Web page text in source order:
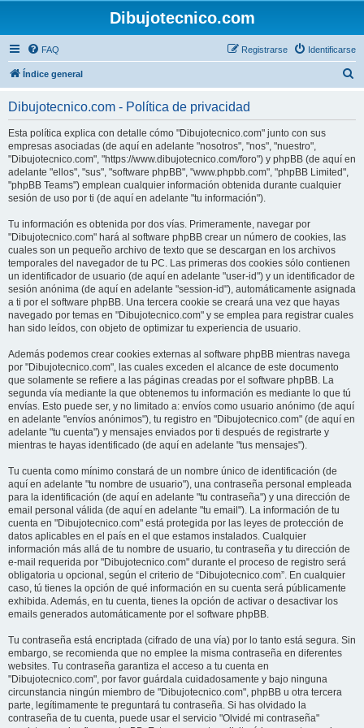
Dibujotecnico.com
FAQ Identificarse
Registrarse
Índice general
Dibujotecnico.com - Política de privacidad
Esta política explica con detalle cómo "Dibujotecnico.com" junto con sus
empresas asociadas (de aquí en adelante "nosotros", "nos", "nuestro",
"Dibujotecnico.com", "https://www.dibujotecnico.com/foro") y phpBB (de aquí en
adelante "ellos", "sus", "software phpBB", "www.phpbb.com", "phpBB Limited",
"phpBB Teams") emplean cualquier información obtenida durante cualquier
sesión de uso por ti (de aquí en adelante "tu información").
Tu información es obtenida por dos vías. Primeramente, navegar por
"Dibujotecnico.com" hará al software phpBB crear un número de cookies, las
cuales son un pequeño archivo de texto que se descargan en los archivos
temporales del navegador de tu PC. Las primeras dos cookies sólo contienen
un identificador de usuario (de aquí en adelante "user-id") y un identificador de
sesión anónima (de aquí en adelante "session-id"), automáticamente asignada
a ti por el software phpBB. Una tercera cookie se creará una vez que hayas
navegado por temas en "Dibujotecnico.com" y se emplea para registrar cuales
han sido leídos, con objeto de optimizar tu experiencia de usuario.
Además podemos crear cookies externas al software phpBB mientras navega
por "Dibujotecnico.com", las cuales exceden el alcance de este documento
que solamente se refiere a las páginas creadas por el software phpBB. La
segunda vía mediante la que obtenemos tu información es mediante lo que tú
envías. Esto puede ser, y no limitado a: envíos como usuario anónimo (de aquí
en adelante "envíos anónimos"), tu registro en "Dibujotecnico.com" (de aquí en
adelante "tu cuenta") y mensajes enviados por ti después de registrarte y
mientras te hayas identificado (de aquí en adelante "tus mensajes").
Tu cuenta como mínimo constará de un nombre único de identificación (de
aquí en adelante "tu nombre de usuario"), una contraseña personal empleada
para la identificación (de aquí en adelante "tu contraseña") y una dirección de
email personal válida (de aquí en adelante "tu email"). La información de tu
cuenta en "Dibujotecnico.com" está protegida por las leyes de protección de
datos aplicables en el país en el que estamos instalados. Cualquier
información más allá de tu nombre de usuario, tu contraseña y tu dirección de
e-mail requerida por "Dibujotecnico.com" durante el proceso de registro será
obligatoria u opcional, según el criterio de “Dibujotecnico.com”. En cualquier
caso, tú tienes la opción de qué información en su cuenta será públicamente
exhibida. Además, en tu cuenta, tienes la opción de activar o desactivar los
emails generados automáticamente por el software phpBB.
Tu contraseña está encriptada (cifrado de una vía) por lo tanto está segura. Sin
embargo, se recomienda que no emplee la misma contraseña en diferentes
websites. Tu contraseña garantiza el acceso a tu cuenta en
"Dibujotecnico.com", por favor guárdala cuidadosamente y bajo ninguna
circunstancia ningún miembro de "Dibujotecnico.com", phpBB u otra tercera
parte, legítimamente te preguntará tu contraseña. Si has olvidado la
contraseña de tu cuenta, puede usar el servicio "Olvidé mi contraseña"